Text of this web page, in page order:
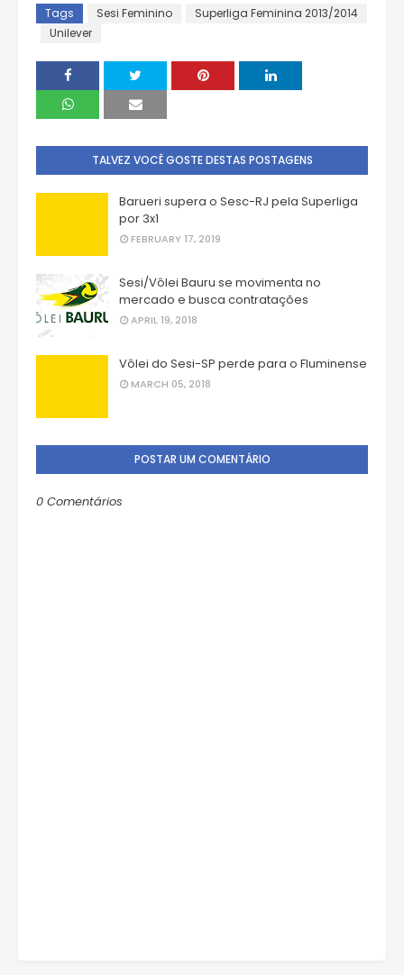
Tags Sesi Feminino
Superliga Feminina 2013/2014
Unilever
TALVEZ VOCÊ GOSTE DESTAS POSTAGENS
Barueri supera o Sesc-RJ pela Superliga
por 3x1
FEBRUARY 17, 2019
Sesi/Vôlei Bauru se movimenta no
mercado e busca contratações
APRIL 19, 2018
Vôlei do Sesi-SP perde para o Fluminense
MARCH 05, 2018
POSTAR UM COMENTÁRIO
0 Comentários